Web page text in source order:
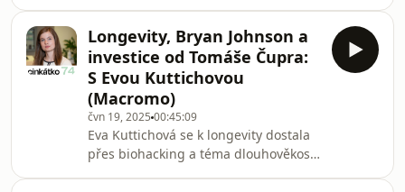
budou čím dál tím víc učit
byznysovým věcem? Dozvíte se v r
opčních programů, která by mohla být
pro startupy použitelná. Co všechno
úprava obnáší? Na to nám odpověděl
Lukáš Konečný z Y Soft Ventures, který
má na změně a její podobě zásadní
podíl. ---Lukáš na LinkedIn:
https://www.linkedin.com/in/
Longevity, Bryan Johnson a
investice od Tomáše Čupra:
S Evou Kuttichovou
(Macromo)
čvn 19, 2025 00:45:09
Eva Kuttichová se k longevity dostala
přes biohacking a téma dlouhověkosti